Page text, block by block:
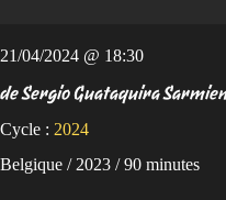
21/04/2024 @ 18:30
de Sergio Guataquira
Cycle : 2024
Belgique / 2023 / 90 minutes